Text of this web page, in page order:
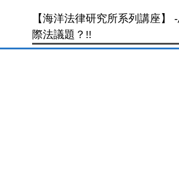
【海洋法律研究所系列講座】
際法議題？!!